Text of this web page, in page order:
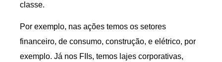
classe.
Por exemplo, nas ações temos os setores
financeiro, de consumo, construção, e elétrico, por
exemplo. Já nos FIIs, temos lajes corporativas,